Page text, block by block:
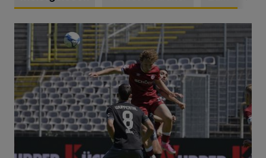
WSV: Übertragung im Barmer Bahnhof und klare Ansage